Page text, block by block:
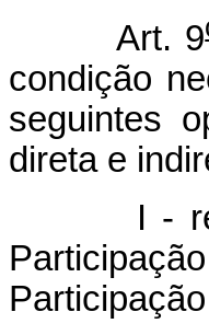
Art. 9
condição
seguintes
direta e
I -